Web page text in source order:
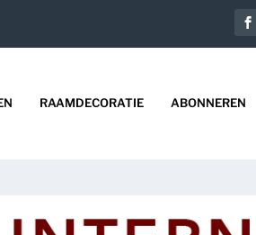
RAAMDECORATIE ABONNEREN